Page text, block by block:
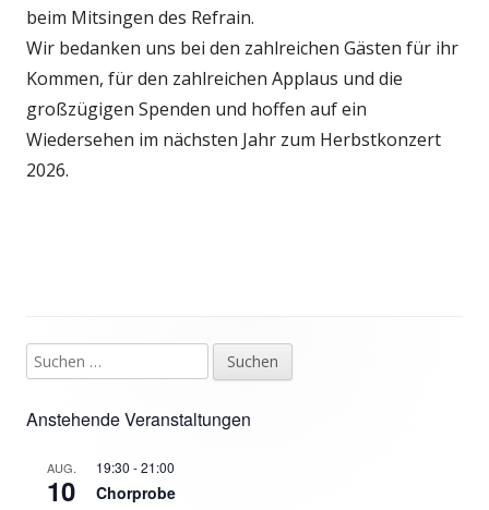
beim Mitsingen des Refrain.
Wir bedanken uns bei den zahlreichen Gästen für ihr
Kommen, für den zahlreichen Applaus und die
großzügigen Spenden und hoffen auf ein
Wiedersehen im nächsten Jahr zum Herbstkonzert
2026.
Haupt-
Seitenleiste
Suchen
nach:
Anstehende Veranstaltungen
AUG.
10
19:30 -21:00
Chorprobe